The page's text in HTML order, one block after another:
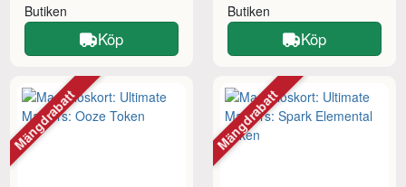
Butiken
Köp
Butiken
Köp
Mängdrabatt Mängdrabatt